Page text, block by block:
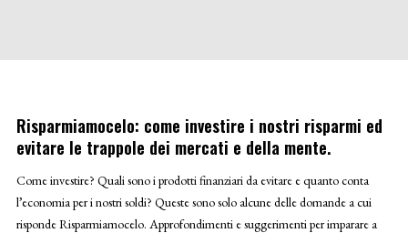
Risparmiamocelo: come investire i nostri risparmi ed
evitare le trappole dei mercati e della mente.
Come investire? Quali sono i prodotti finanziari da evitare e quanto conta
l’economia per i nostri soldi? Queste sono solo alcune delle domande a cui
risponde Risparmiamocelo. Approfondimenti e suggerimenti per imparare a